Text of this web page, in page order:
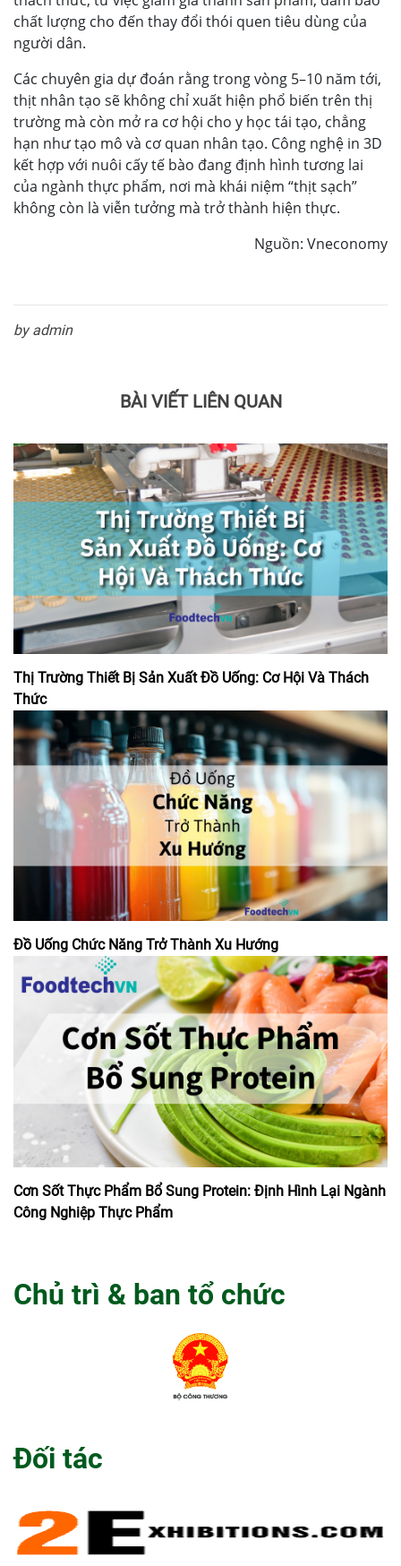
chất lượng cho đến thay đổi thói quen tiêu dùng của
người dân.
Các chuyên gia dự đoán rằng trong vòng 5–10 năm tới,
thịt nhân tạo sẽ không chỉ xuất hiện phổ biến trên thị
trường mà còn mở ra cơ hội cho y học tái tạo, chẳng
hạn như tạo mô và cơ quan nhân tạo. Công nghệ in 3D
kết hợp với nuôi cấy tế bào đang định hình tương lai
của ngành thực phẩm, nơi mà khái niệm “thịt sạch”
không còn là viễn tưởng mà trở thành hiện thực.
Nguồn: Vneconomy
by admin
BÀI VIẾT LIÊN QUAN
Thị Trường Thiết Bị Sản Xuất Đồ Uống: Cơ Hội Và Thách
Thức
Đồ Uống Chức Năng Trở Thành Xu Hướng
Cơn Sốt Thực Phẩm Bổ Sung Protein: Định Hình Lại Ngành
Công Nghiệp Thực Phẩm
Chủ trì & ban tổ chức
Đối tác